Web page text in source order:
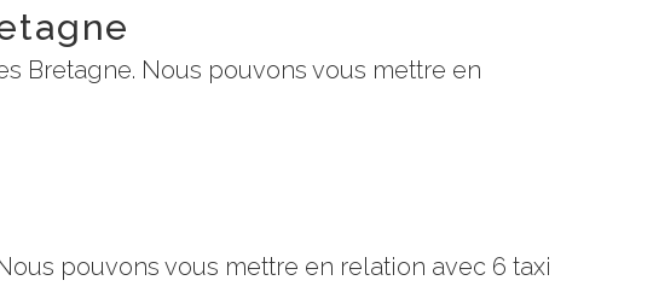
Bretagne. Nous pouvons vous mettre en
pouvons vous mettre en relation avec 6 taxi